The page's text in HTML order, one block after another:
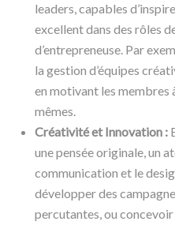
leaders, capables
excellent dans des rôles
d’entrepreneuse. Par
la gestion d’équipes
en motivant les membres
mêmes.
Créativité et Innovation :
une pensée originale, un
communication et le
développer des
percutantes, ou